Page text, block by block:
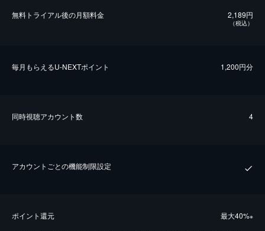
無料トライアル後の⽉額料金 2,189円
（税込）
毎⽉もらえるU-NEXTポイント 1,200円分
同時視聴アカウント数 4
アカウントごとの機能制限設定
ポイント還元 最⼤40%※